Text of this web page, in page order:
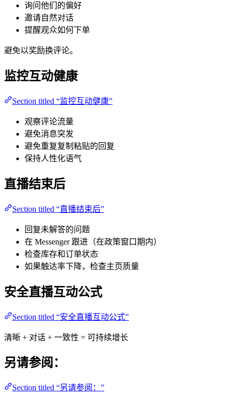
询问他们的偏好
邀请自然对话
提醒观众如何下单
避免以奖励换评论。
监控互动健康
Section titled “监控互动健康”
观察评论流量
避免消息突发
避免重复复制粘贴的回复
保持人性化语气
直播结束后
Section titled “直播结束后”
回复未解答的问题
在 Messenger 跟进（在政策窗口期内）
检查库存和订单状态
如果触达率下降，检查主页质量
安全直播互动公式
Section titled “安全直播互动公式”
清晰 + 对话 + 一致性 = 可持续增长
另请参阅：
Section titled “另请参阅：”